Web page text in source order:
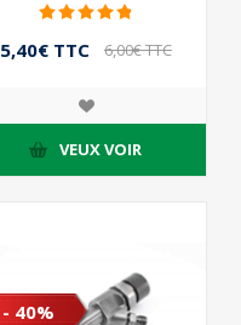
5,40€ TTC 6,00€ TTC
VEUX VOIR
- 40%